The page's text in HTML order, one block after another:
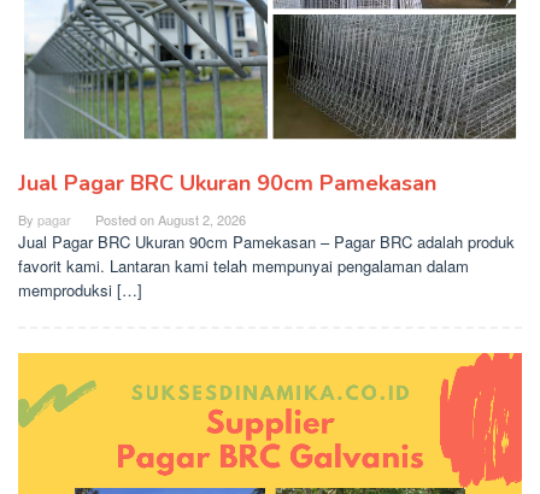
Jual Pagar BRC Ukuran 90cm Pamekasan
By pagar Posted onAugust 2, 2026
Jual Pagar BRC Ukuran 90cm Pamekasan – Pagar BRC adalah produk
favorit kami. Lantaran kami telah mempunyai pengalaman dalam
memproduksi […]